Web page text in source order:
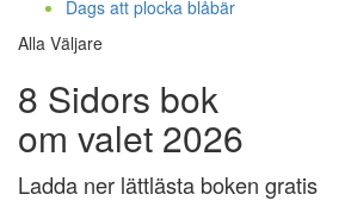
Dags att plocka blåbär
Alla Väljare
8 Sidors bok
om valet 2026
Ladda ner lättlästa boken gratis